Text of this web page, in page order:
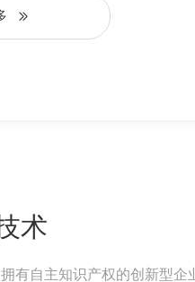
术
有自主知识产权的创新型企